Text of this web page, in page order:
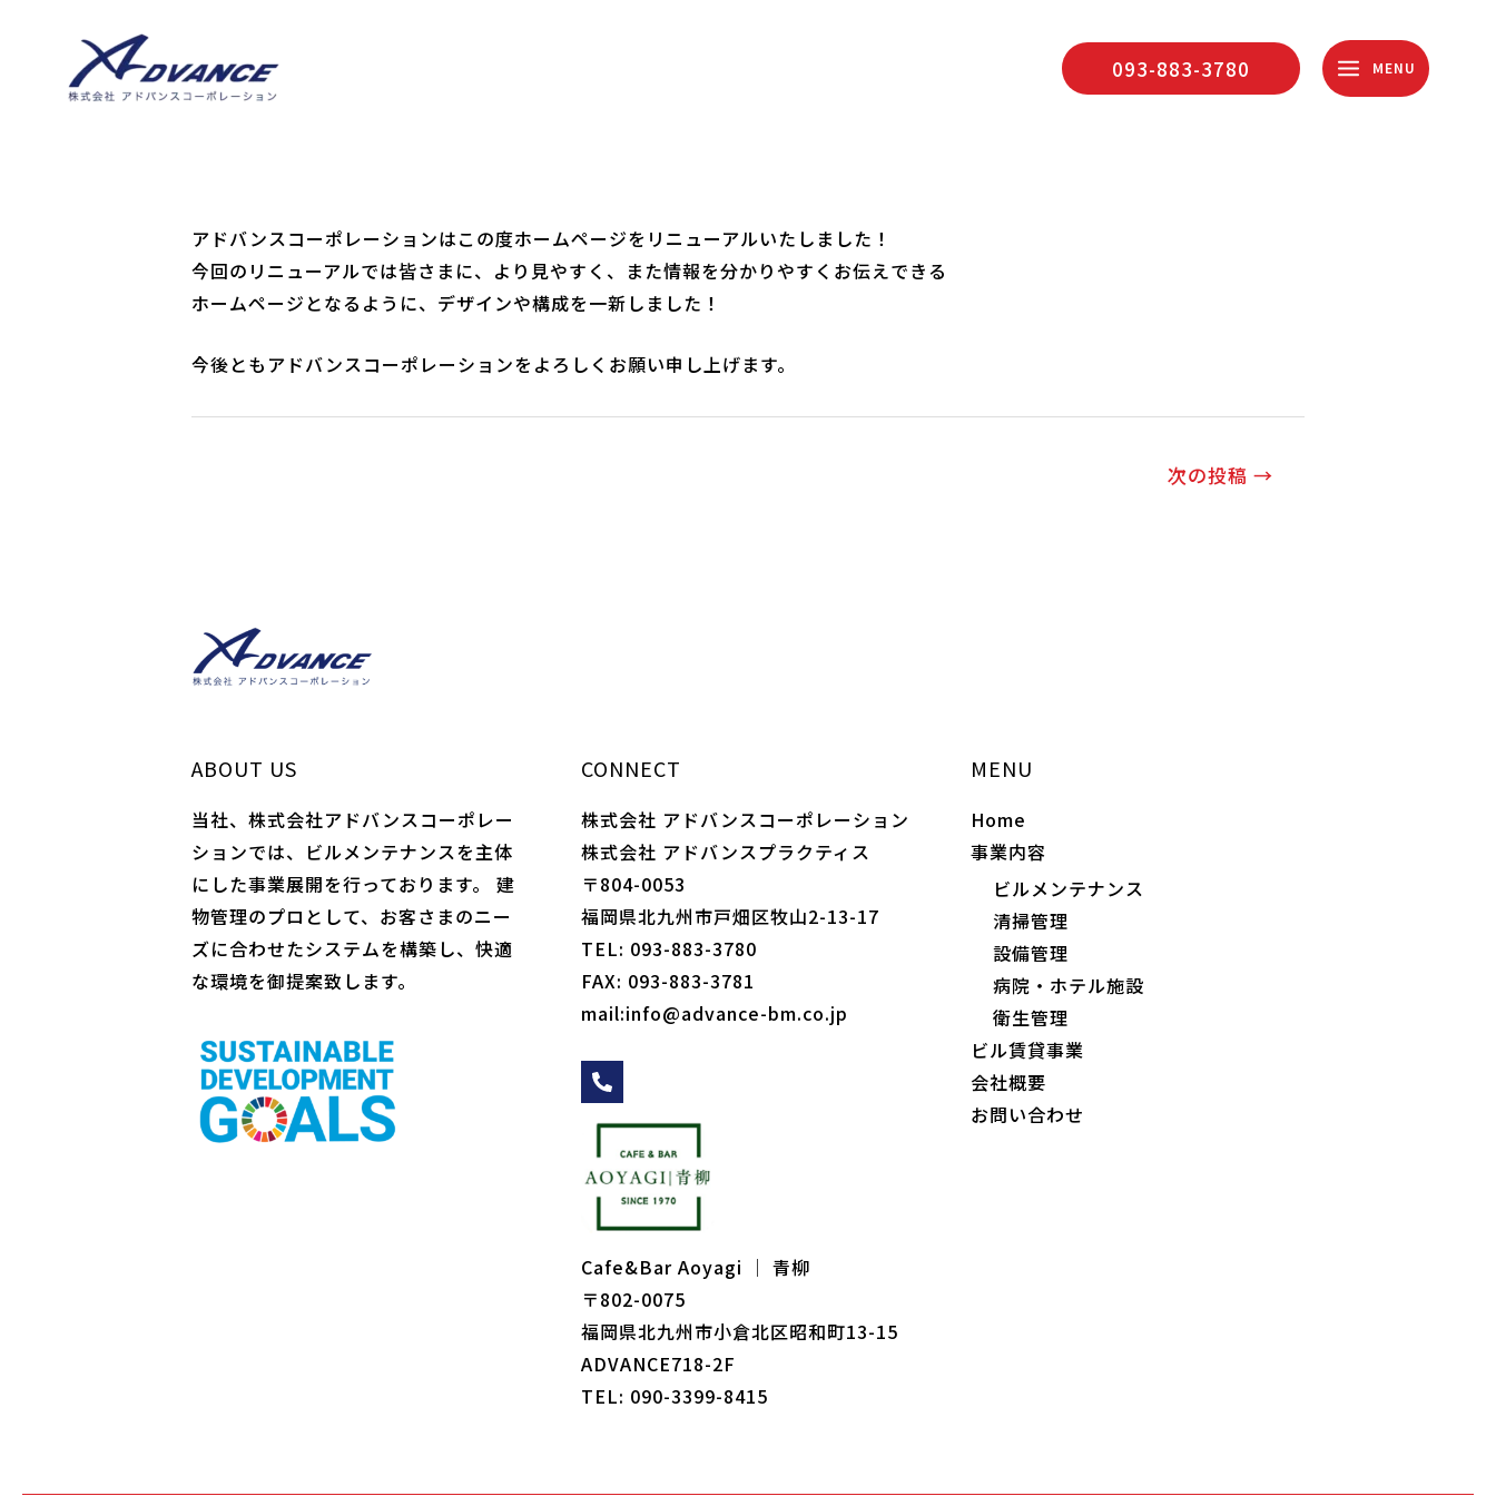
093-883-3780 MENU
アドバンスコーポレーションはこの度ホームページをリニューアルいたしました！
今回のリニューアルでは皆さまに、より見やすく、また情報を分かりやすくお伝えできる
ホームページとなるように、デザインや構成を一新しました！
今後ともアドバンスコーポレーションをよろしくお願い申し上げます。
次の投稿→
ABOUT US
当社、株式会社アドバンスコーポレー
ションでは、ビルメンテナンスを主体
にした事業展開を行っております。 建
物管理のプロとして、お客さまのニー
ズに合わせたシステムを構築し、快適
な環境を御提案致します。
CONNECT
株式会社 アドバンスコーポレーション
株式会社 アドバンスプラクティス
〒804-0053
福岡県北九州市戸畑区牧山2-13-17
TEL: 093-883-3780
FAX: 093-883-3781
mail:info@advance-bm.co.jp
Cafe&Bar Aoyagi │ 青柳
〒802-0075
福岡県北九州市小倉北区昭和町13-15
ADVANCE718-2F
TEL: 090-3399-8415
MENU
Home
事業内容
ビルメンテナンス
清掃管理
設備管理
病院・ホテル施設
衛生管理
ビル賃貸事業
会社概要
お問い合わせ